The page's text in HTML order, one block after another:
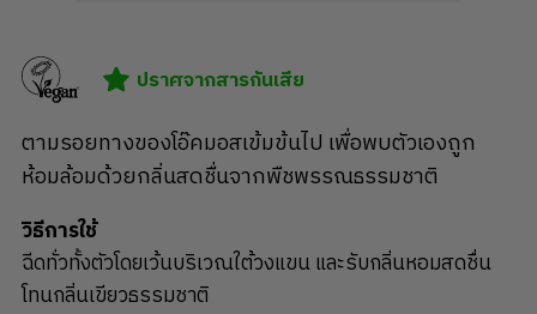
ปราศจากสารกันเสีย
ตามรอยทางของโอ๊คมอสเข้มข้นไป เพื่อพบตัวเองถูก
ห้อมล้อมด้วยกลิ่นสดชื่นจากพืชพรรณธรรมชาติ
วิธีการใช้
ฉีดทั่วทั้งตัวโดยเว้นบริเวณใต้วงแขน และรับกลิ่นหอมสดชื่น
โทนกลิ่นเขียวธรรมชาติ